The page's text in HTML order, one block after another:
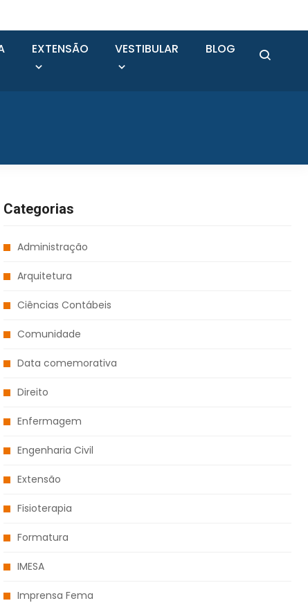
EXTENSÃO VESTIBULAR BLOG
Categorias
Administração
Arquitetura
Ciências Contábeis
Comunidade
Data comemorativa
Direito
Enfermagem
Engenharia Civil
Extensão
Fisioterapia
Formatura
IMESA
Imprensa Fema